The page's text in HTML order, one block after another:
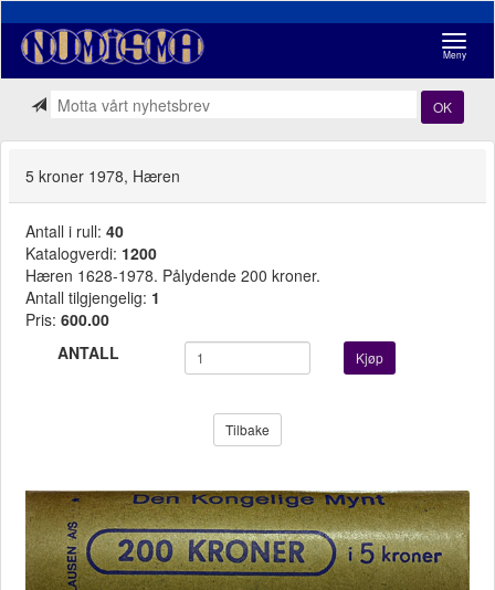
Meny
OK
5 kroner 1978, Hæren
Antall i rull: 40
Katalogverdi: 1200
Hæren 1628-1978. Pålydende 200 kroner.
Antall tilgjengelig: 1
Pris: 600.00
ANTALL
Kjøp
Tilbake